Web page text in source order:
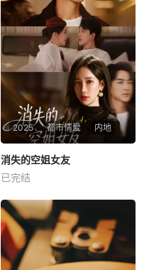
2025 都市情爱 内地
消失的空姐女友
未知
消失的空姐女友
已完结